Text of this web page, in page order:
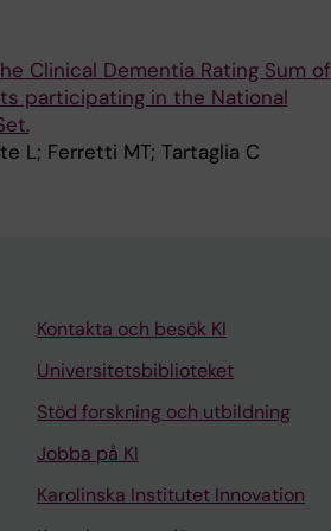
Clinical Dementia Rating Sum of
participating in the National
L; Ferretti MT; Tartaglia C
Kontakta och besök KI
Universitetsbiblioteket
Stöd forskning och utbildning
Jobba på KI
Karolinska Institutet Innovation